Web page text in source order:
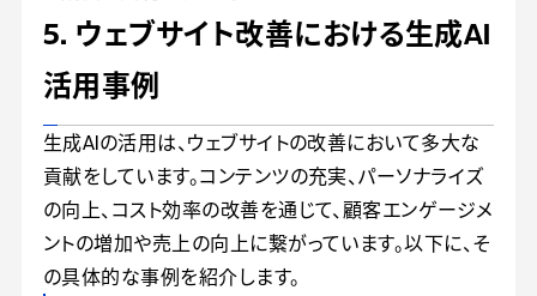
5. ウェブサイト改善における生成AI
活用事例
生成AIの活用は、ウェブサイトの改善において多大な
貢献をしています。コンテンツの充実、パーソナライズ
の向上、コスト効率の改善を通じて、顧客エンゲージメ
ントの増加や売上の向上に繋がっています。以下に、そ
の具体的な事例を紹介します。